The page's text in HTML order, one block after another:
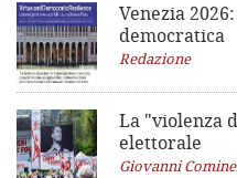
Venezia
democratica
Redazione
La "violenza
elettorale
Giovanni